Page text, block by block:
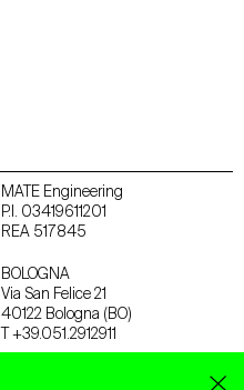
MATE Engineering
P.I. 03419611201
REA 517845
BOLOGNA
Via San Felice 21
40122 Bologna (BO)
T +39.051.2912911